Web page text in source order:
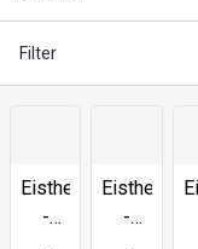
Filter
Eistheken
-
Eistheken
-